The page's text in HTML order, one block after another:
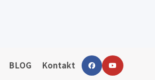
BLOG Kontakt